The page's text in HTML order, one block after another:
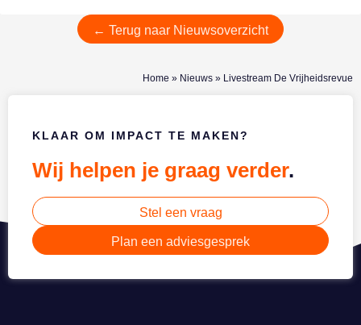
← Terug naar Nieuwsoverzicht
Home » Nieuws » Livestream De Vrijheidsrevue
KLAAR OM IMPACT TE MAKEN?
Wij helpen je graag verder.
Stel een vraag
Plan een adviesgesprek